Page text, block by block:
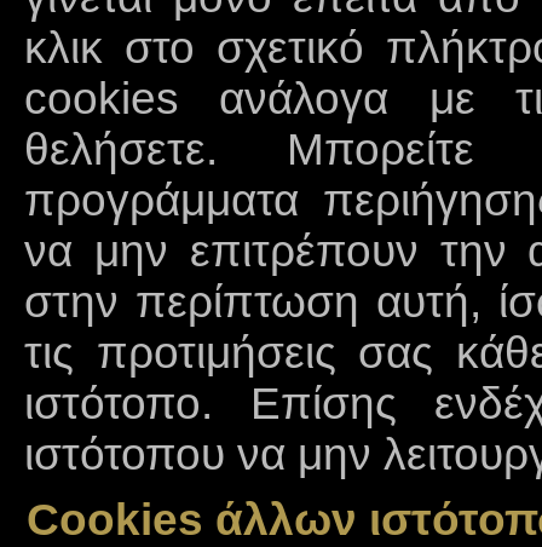
κλικ στο σχετικό
cookies ανάλογα με
θελήσετε.
προγράμματα
να μην επιτρέπουν
στην περίπτωση αυτή,
τις προτιμήσεις σας
ιστότοπο. Επίσης
ιστότοπου να μην
Cookies άλλων